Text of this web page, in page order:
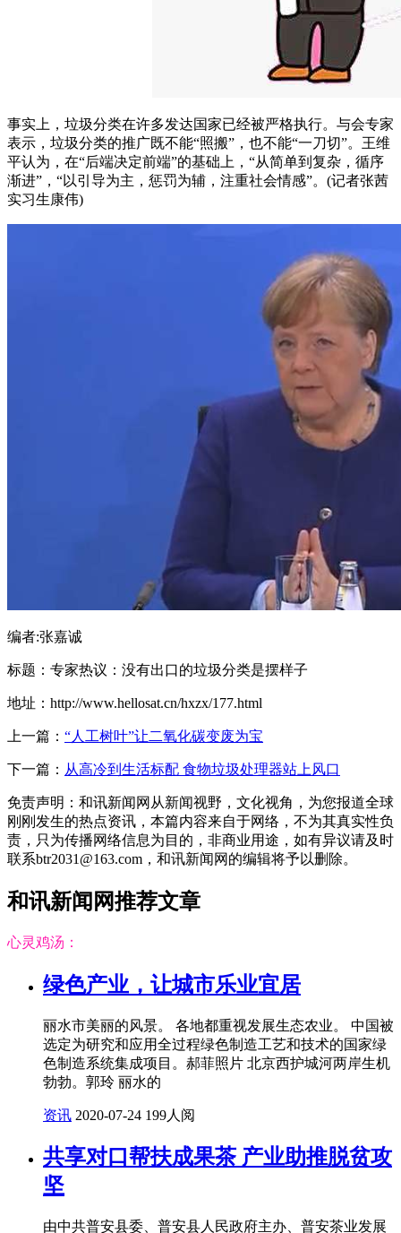
事实上，垃圾分类在许多发达国家已经被严格执行。与会专家
表示，垃圾分类的推广既不能“照搬”，也不能“一刀切”。王维
平认为，在“后端决定前端”的基础上，“从简单到复杂，循序
渐进”，“以引导为主，惩罚为辅，注重社会情感”。(记者张茜
实习生康伟)
编者:张嘉诚
标题：专家热议：没有出口的垃圾分类是摆样子
地址：http://www.hellosat.cn/hxzx/177.html
上一篇： “人工树叶”让二氧化碳变废为宝
下一篇： 从高冷到生活标配 食物垃圾处理器站上风口
免责声明：和讯新闻网从新闻视野，文化视角，为您报道全球
刚刚发生的热点资讯，本篇内容来自于网络，不为其真实性负
责，只为传播网络信息为目的，非商业用途，如有异议请及时
联系btr2031@163.com，和讯新闻网的编辑将予以删除。
和讯新闻网推荐文章
心灵鸡汤：
绿色产业，让城市乐业宜居
丽水市美丽的风景。 各地都重视发展生态农业。 中国被
选定为研究和应用全过程绿色制造工艺和技术的国家绿
色制造系统集成项目。郝菲照片 北京西护城河两岸生机
勃勃。郭玲 丽水的
资讯 2020-07-24 199人阅
共享对口帮扶成果茶 产业助推脱贫攻
坚
由中共普安县委、普安县人民政府主办、普安茶业发展